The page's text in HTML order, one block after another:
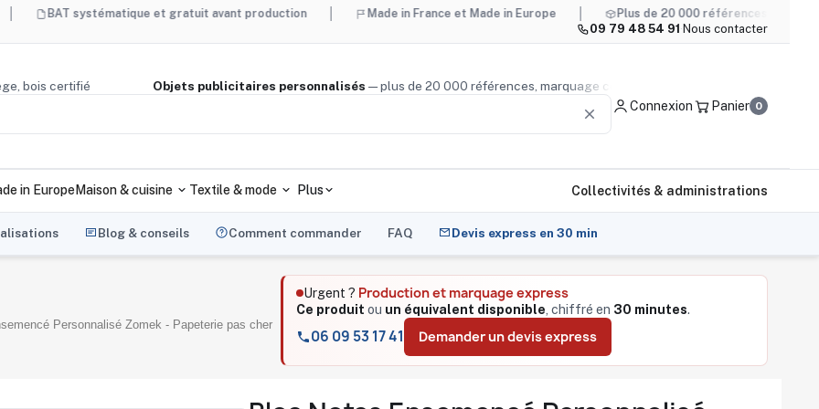
systématique et gratuit avant production Made in France et Made in Europe
Plus de 20 000 références, marquage compris
09 79 48 54 91 · Nous contacter
liège, bois certifié Objets publicitaires personnalisés — plus de 20 000 références, marquage compris
clear Connexion Panier 0
in EuropeMaison & cuisine Textile & mode Plus Collectivités & administrations
Blog & conseils Comment commander FAQ Devis express en 30 min
Personnalisé Zomek - Papeterie pas cher
Urgent ? Production et marquage express
Ce produit ou un équivalent disponible, chiffré en 30 minutes.
06 09 53 17 41 Demander un devis express